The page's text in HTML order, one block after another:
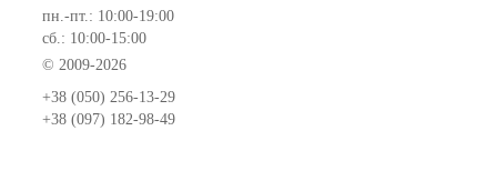
пн.-пт.: 10:00-19:00
сб.: 10:00-15:00
© 2009-2026
+38 (050) 256-13-29
+38 (097) 182-98-49